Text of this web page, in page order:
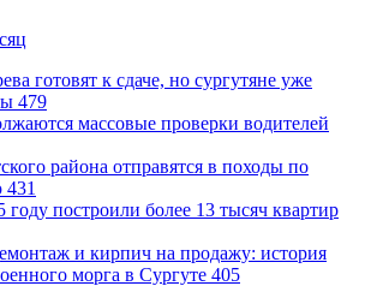
готовят к сдаче, но сургутяне уже
479
массовые проверки водителей
района отправятся в походы по
431
построили более 13 тысяч квартир
и кирпич на продажу: история
морга в Сургуте 405